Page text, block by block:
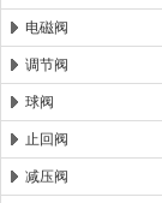
电磁阀
调节阀
球阀
止回阀
减压阀